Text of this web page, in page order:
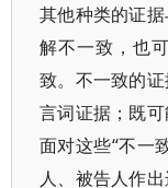
其他种类的证
解不一致，也
致。不一致的
言词证据；既可
面对这些“不一
人、被告人作